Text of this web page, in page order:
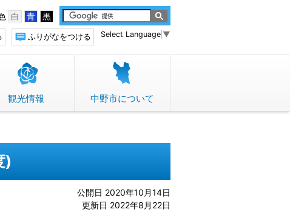
白 青 黒
Select Language ▼
ふりがなをつける
観光情報 中野市について
)
公開日 2020年10月14日
更新日 2022年8月22日